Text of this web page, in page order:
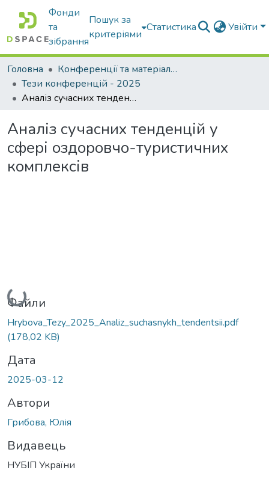
Фонди
та
зібрання
Пошук за
критеріями
Статистика Увійти
Головна
Конференції та матеріали конференцій
Тези конференцій - 2025
Аналіз сучасних тенденцій у сфері оздоровчо-туристичних комплексів
Аналіз сучасних тенденцій у
сфері оздоровчо-туристичних
комплексів
Вантажиться...
Файли
Hrybova_Tezy_2025_Analiz_suchasnykh_tendentsii.pdf
(178,02 KB)
Дата
2025-03-12
Автори
Грибова, Юлія
Видавець
НУБІП України